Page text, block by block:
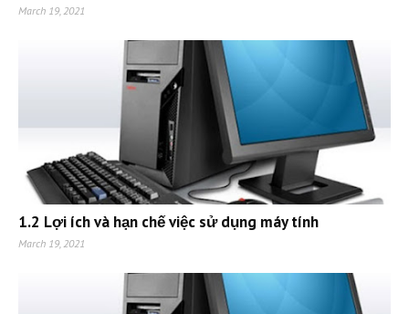
March 19, 2021
1.2 Lợi ích và hạn chế việc sử dụng máy tính
March 19, 2021